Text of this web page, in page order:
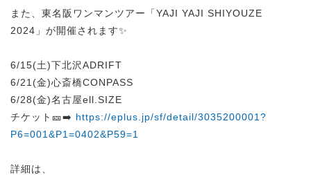
また、東名阪ワンマンツアー「YAJI YAJI SHIYOUZE
2024」が開催されます✨
6/15(土)下北沢ADRIFT
6/21(金)心斎橋CONPASS
6/28(金)名古屋ell.SIZE
チケット🎫➡️ https://eplus.jp/sf/detail/3035200001?
P6=001&P1=0402&P59=1
詳細は、